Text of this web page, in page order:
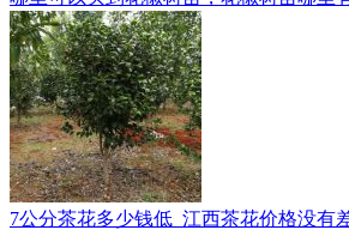
7公分茶花多少钱低_江西茶花价格没有